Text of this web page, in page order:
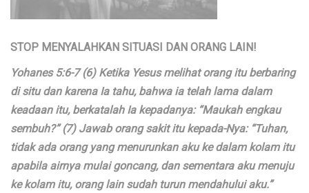
STOP MENYALAHKAN SITUASI DAN ORANG LAIN!
Yohanes 5:6-7 (6) Ketika Yesus melihat orang itu berbaring
di situ dan karena Ia tahu, bahwa ia telah lama dalam
keadaan itu, berkatalah Ia kepadanya: “Maukah engkau
sembuh?” (7) Jawab orang sakit itu kepada-Nya: “Tuhan,
tidak ada orang yang menurunkan aku ke dalam kolam itu
apabila airnya mulai goncang, dan sementara aku menuju
ke kolam itu, orang lain sudah turun mendahului aku.”